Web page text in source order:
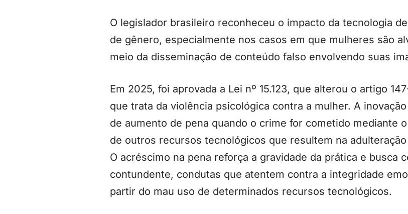
O legislador brasileiro reconheceu o impacto da tecnologia
de gênero, especialmente nos casos em que mulheres são
meio da disseminação de conteúdo falso envolvendo suas
Em 2025, foi aprovada a Lei nº 15.123, que alterou o artigo
que trata da violência psicológica contra a mulher. A
de aumento de pena quando o crime for cometido mediante
de outros recursos tecnológicos que resultem na
O acréscimo na pena reforça a gravidade da prática e busca
contundente, condutas que atentem contra a integridade
partir do mau uso de determinados recursos tecnológicos.